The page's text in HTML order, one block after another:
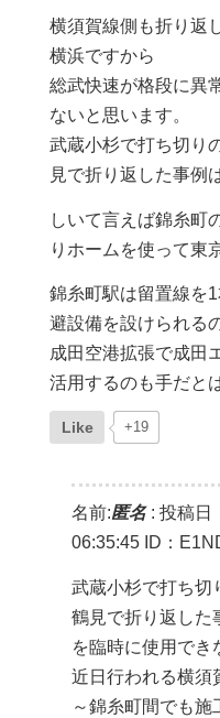
横須賀線側も折り返
横浜ですから
総武快速が格段に異
ないと思います。
武蔵小杉で打ち切り
見で折り返した事例
しいて言えば錦糸町
りホームを使って東
錦糸町駅は留置線を
避設備を設けられる
成田空港拡張で成田
活用するのも手だと
Like +19
名前:匿名: 投稿日
06:35:45 ID：
武蔵小杉で打ち切
鶴見で折り返した
を臨時に使用でき
近日行われる横須
～錦糸町間でも